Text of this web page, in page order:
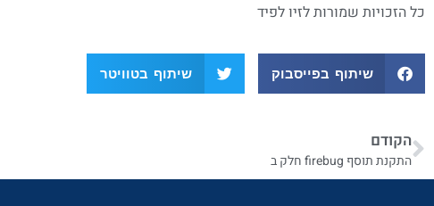
כל הזכויות שמורות לזיו לפיד
שיתוף בפייסבוק שיתוף בטוויטר
הקודם
התקנת תוסף firebug חלק ב